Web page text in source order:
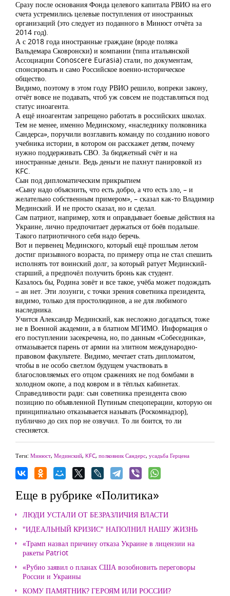
Сразу после основания Фонда целевого капитала РВИО на его
счета устремились целевые поступления от иностранных
организаций (это следует из поданного в Минюст отчёта за
2014 год).
А с 2018 года иностранные граждане (вроде поляка
Вальдемара Сковронски) и компании (типа итальянской
Ассоциации Conoscere Eurasia) стали, по документам,
спонсировать и само Российское военно-историческое
общество.
Видимо, поэтому в этом году РВИО решило, вопреки закону,
отчёт вовсе не подавать, чтоб уж совсем не подставляться под
статус иноагента.
А ещё иноагентам запрещено работать в российских школах.
Тем не менее, именно Мединскому, «наследнику полковника
Сандерса», поручили возглавить команду по созданию нового
учебника истории, в котором он расскажет детям, почему
нужно поддерживать СВО. За бюджетный счёт и на
иностранные деньги. Ведь деньги не пахнут панировкой из
KFC.
Сын под дипломатическим прикрытием
«Сыну надо объяснить, что есть добро, а что есть зло, – и
желательно собственным примером», – сказал как-то Владимир
Мединский. И не просто сказал, но и сделал.
Сам патриот, например, хотя и оправдывает боевые действия на
Украине, лично предпочитает держаться от боёв подальше.
Такого патриотичного себя надо беречь.
Вот и первенец Мединского, который ещё прошлым летом
достиг призывного возраста, по примеру отца не стал спешить
исполнять тот воинский долг, за который ратует Мединский-
старший, а предпочёл получить бронь как студент.
Казалось бы, Родина зовёт и все такое, учёба может подождать
– ан нет. Эти лозунги, с точки зрения советника президента,
видимо, только для простолюдинов, а не для любимого
наследника.
Учится Александр Мединский, как несложно догадаться, тоже
не в Военной академии, а в блатном МГИМО. Информация о
его поступлении засекречена, но, по данным «Собеседника»,
отмазывается парень от армии на элитном международно-
правовом факультете. Видимо, мечтает стать дипломатом,
чтобы в не особо светлом будущем участвовать в
благословляемых его отцом сражениях не под бомбами в
холодном окопе, а под ковром и в тёплых кабинетах.
Справедливости ради: сын советника президента свою
позицию по объявленной Путиным спецоперации, которую он
принципиально отказывается называть (Роскомнадзор),
публично до сих пор не озвучил. То ли боится, то ли
стесняется.
Теги: Минюст, Мединский, KFC, полковник Сандерс, усадьба Герцена
Еще в рубрике «Политика»
ЛЮДИ УСТАЛИ ОТ БЕЗРАЗЛИЧИЯ ВЛАСТИ
"ИДЕАЛЬНЫЙ КРИЗИС" НАПОЛНИЛ НАШУ ЖИЗНЬ
«Трамп назвал причину отказа Украине в лицензии на
ракеты Patriot
«Рубио заявил о планах США возобновить переговоры
России и Украины
КОМУ ПАМЯТНИК? ГЕРОЯМ ИЛИ РОССИИ?